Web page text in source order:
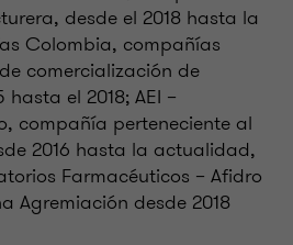
desde el 2018 hasta la
Colombia, compañías
comercialización de
el 2018; AEI –
compañía perteneciente al
2016 hasta la actualidad,
Farmacéuticos – Afidro
Agremiación desde 2018